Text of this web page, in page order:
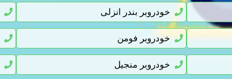
خودروبر بندر انزلی
خودروبر فومن
خودروبر منجیل